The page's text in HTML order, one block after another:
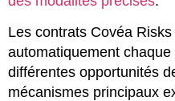
Les contrats Covéa
automatiquement
différentes opportunités
mécanismes principaux